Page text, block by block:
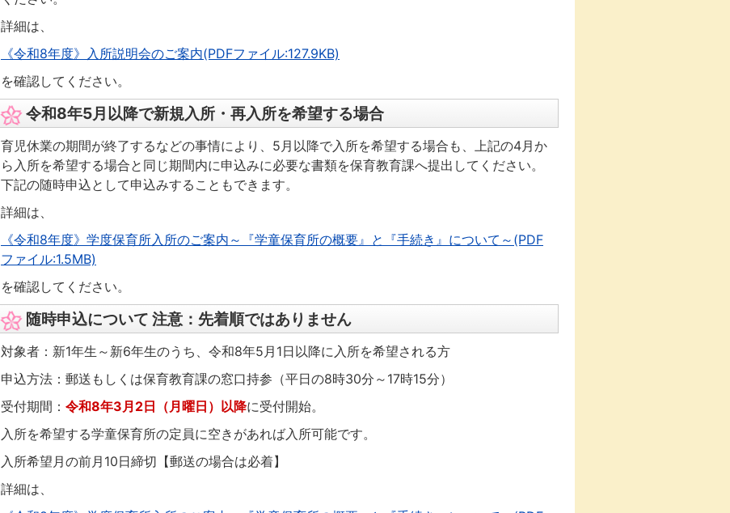
詳細は、
《令和8年度》入所説明会のご案内(PDFファイル:127.9KB)
を確認してください。
令和8年5月以降で新規入所・再入所を希望する場合
育児休業の期間が終了するなどの事情により、5月以降で入所を希望する場合も、上記の4月か
ら入所を希望する場合と同じ期間内に申込みに必要な書類を保育教育課へ提出してください。
下記の随時申込として申込みすることもできます。
詳細は、
《令和8年度》学度保育所入所のご案内～『学童保育所の概要』と『手続き』について～(PDF
ファイル:1.5MB)
を確認してください。
随時申込について 注意：先着順ではありません
対象者：新1年生～新6年生のうち、令和8年5月1日以降に入所を希望される方
申込方法：郵送もしくは保育教育課の窓口持参（平日の8時30分～17時15分）
受付期間： 令和8年3月2日（月曜日）以降に受付開始。
入所を希望する学童保育所の定員に空きがあれば入所可能です。
入所希望月の前月10日締切【郵送の場合は必着】
詳細は、